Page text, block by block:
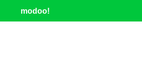
modoo!